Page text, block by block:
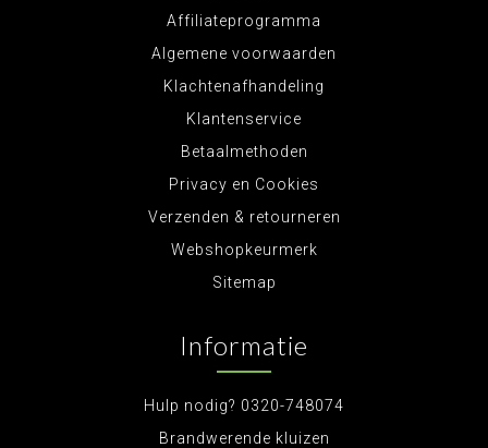
Affiliateprogramma
Algemene voorwaarden
Klachtenafhandeling
Klantenservice
Betaalmethoden
Privacy en Cookies
Verzenden & retourneren
Webshopkeurmerk
Sitemap
Informatie
Hulp nodig? 0320-748074
Brandwerende kluizen